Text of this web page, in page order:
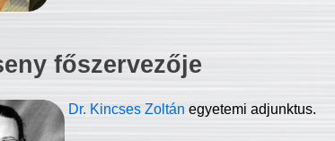
főszervezője
Dr. Kincses Zoltán egyetemi adjunktus.